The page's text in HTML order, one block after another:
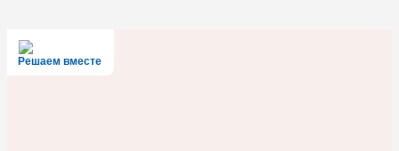
Решаем вместе